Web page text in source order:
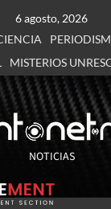
6 agosto, 2026
MISTERIOS
NOTICIAS